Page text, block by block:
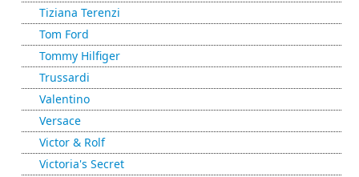
Tiziana Terenzi
Tom Ford
Tommy Hilfiger
Trussardi
Valentino
Versace
Victor & Rolf
Victoria's Secret